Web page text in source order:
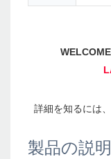
製品の説明